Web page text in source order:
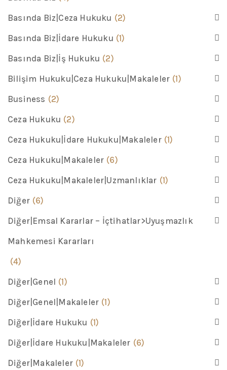
Basında Biz|Ceza Hukuku (2)
Basında Biz|İdare Hukuku (1)
Basında Biz|İş Hukuku (2)
Bilişim Hukuku|Ceza Hukuku|Makaleler (1)
Business (2)
Ceza Hukuku (2)
Ceza Hukuku|İdare Hukuku|Makaleler (1)
Ceza Hukuku|Makaleler (6)
Ceza Hukuku|Makaleler|Uzmanlıklar (1)
Diğer (6)
Diğer|Emsal Kararlar – İçtihatlar>Uyuşmazlık
Mahkemesi Kararları
(4)
Diğer|Genel (1)
Diğer|Genel|Makaleler (1)
Diğer|İdare Hukuku (1)
Diğer|İdare Hukuku|Makaleler (6)
Diğer|Makaleler (1)